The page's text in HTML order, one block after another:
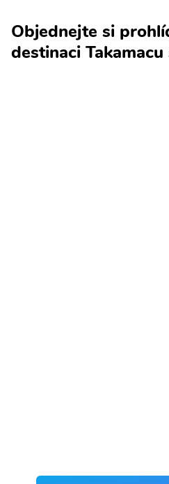
Objednejte si
destinaci